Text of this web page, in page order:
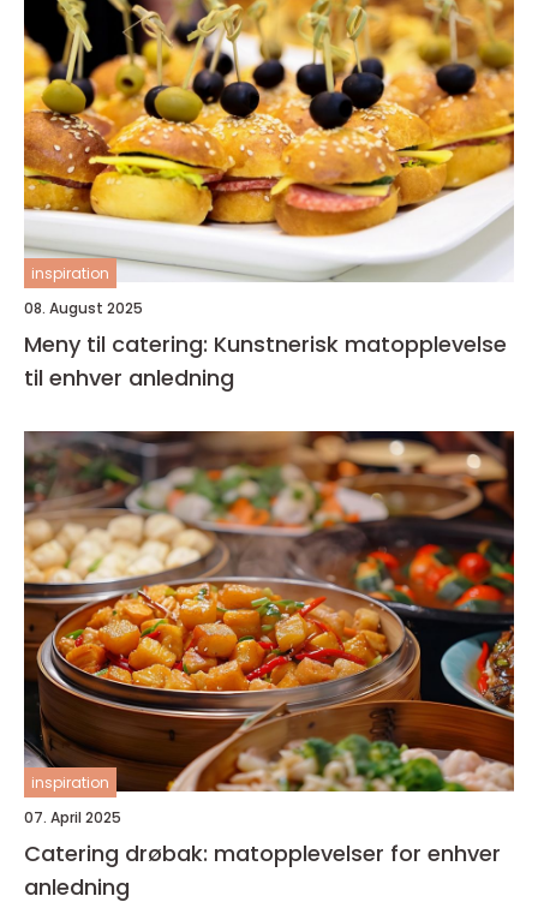
inspiration
08. August 2025
Meny til catering: Kunstnerisk matopplevelse
til enhver anledning
inspiration
07. April 2025
Catering drøbak: matopplevelser for enhver
anledning